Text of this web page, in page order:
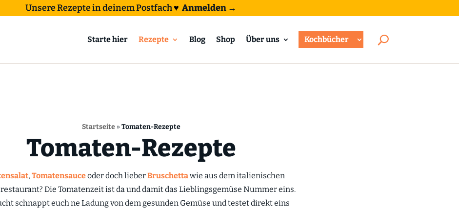
Unsere Rezepte in deinem Postfach♥ Anmelden →
Starte hier Rezepte Blog Shop Über uns Kochbücher
Startseite »Tomaten-Rezepte
Tomaten-Rezepte
, Tomatensauceoder doch lieberBruschettawie aus dem italienischen
Die Tomatenzeit ist da und damit das Lieblingsgemüse Nummer eins.
schnappt euch ne Ladung von dem gesunden Gemüse und testet direkt eins